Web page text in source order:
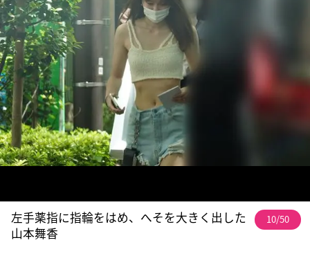
左手薬指に指輪をはめ、へそを大きく出した
山本舞香
10/50